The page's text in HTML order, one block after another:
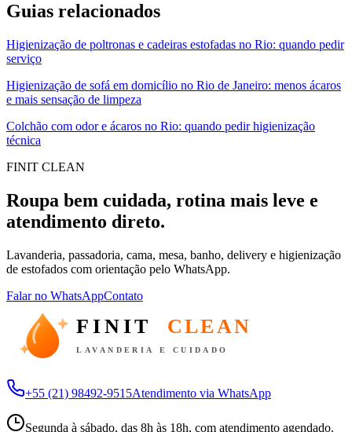
Guias relacionados
Higienização de poltronas e cadeiras estofadas no Rio: quando pedir
serviço
Higienização de sofá em domicílio no Rio de Janeiro: menos ácaros
e mais sensação de limpeza
Colchão com odor e ácaros no Rio: quando pedir higienização
técnica
FINIT CLEAN
Roupa bem cuidada, rotina mais leve e
atendimento direto.
Lavanderia, passadoria, cama, mesa, banho, delivery e higienização
de estofados com orientação pelo WhatsApp.
Falar no WhatsAppContato
FINIT CLEAN
LAVANDERIA E CUIDADO
+55 (21) 98492-9515Atendimento via WhatsApp
Segunda à sábado, das 8h às 18h, com atendimento agendado.